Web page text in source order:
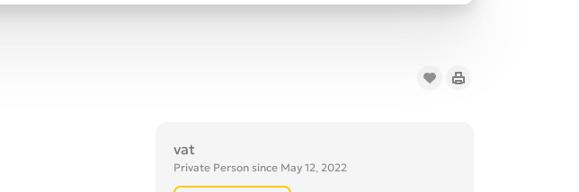
vat
Private Person since May 12, 2022